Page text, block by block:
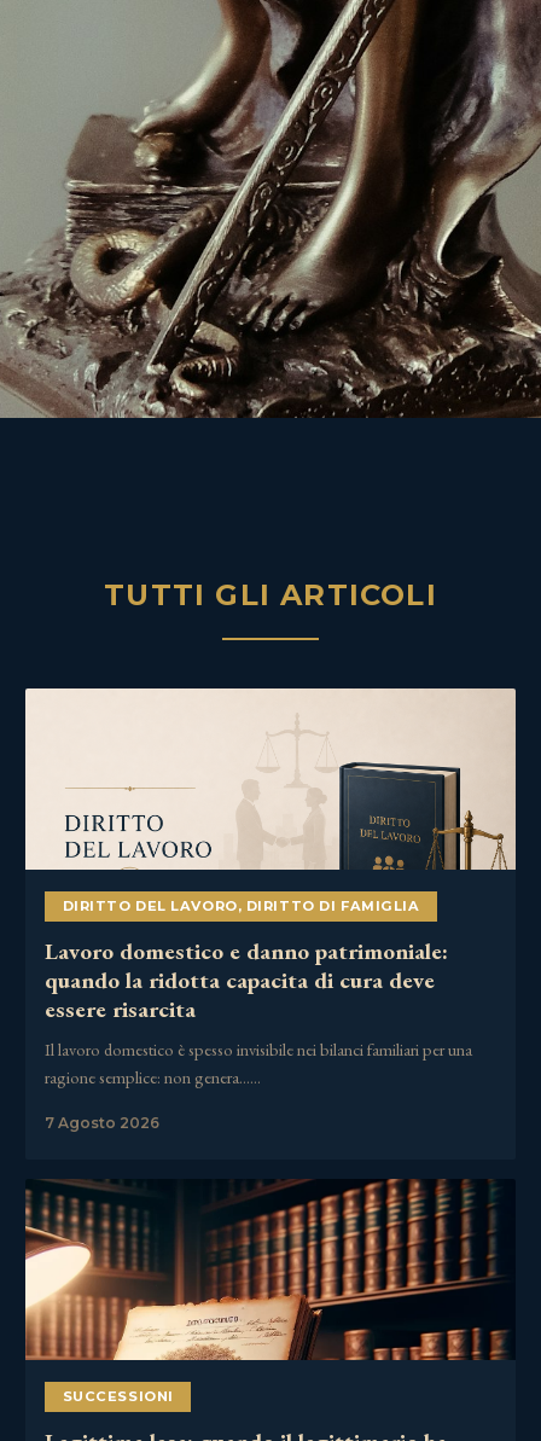
TUTTI GLI ARTICOLI
DIRITTO DEL LAVORO, DIRITTO DI FAMIGLIA
Lavoro domestico e danno patrimoniale:
quando la ridotta capacita di cura deve
essere risarcita
Il lavoro domestico è spesso invisibile nei bilanci familiari per una
ragione semplice: non genera……
7 Agosto 2026
SUCCESSIONI